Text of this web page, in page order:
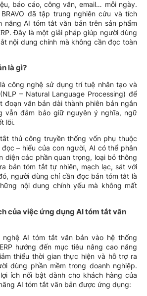
báo cáo, công văn, email… mỗi ngày.
đã tập trung nghiên cứu và tích
năng AI tóm tắt văn bản trên sản phẩm
Đây là một giải pháp giúp người dùng
nội dung chính mà không cần đọc toàn
là gì?
công nghệ sử dụng trí tuệ nhân tạo và
– Natural Language Processing) để
đoạn văn bản dài thành phiên bản ngắn
vẫn đảm bảo giữ nguyên ý nghĩa, ngữ
lõi.
thủ công truyền thống vốn phụ thuộc
– hiểu của con người, AI có thể phân
diện các phần quan trọng, loại bỏ thông
bản tóm tắt tự nhiên, mạch lạc, sát với
người dùng chỉ cần đọc bản tóm tắt là
nội dung chính yếu mà không mất
của việc ứng dụng AI tóm tắt văn
nghệ AI tóm tắt văn bản vào hệ thống
hướng đến mục tiêu nâng cao năng
thiểu thời gian thực hiện và hỗ trợ ra
dùng phần mềm trong doanh nghiệp.
ích nổi bật dành cho khách hàng của
AI tóm tắt văn bản được ứng dụng: